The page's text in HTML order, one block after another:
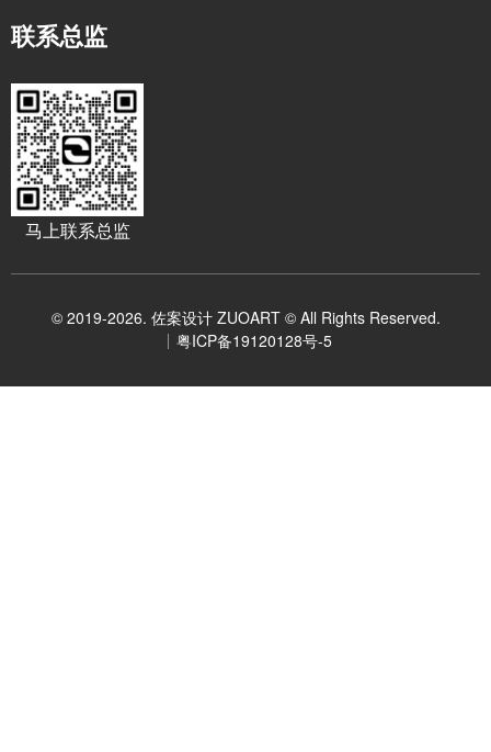
联系总监
马上联系总监
© 2019-2026. 佐案设计 ZUOART © All Rights Reserved.
粤ICP备19120128号-5